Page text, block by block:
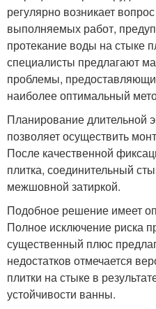
регулярно возникает
выполняемых работ,
протекание воды на стыке
специалисты предлагают
проблемы,
наиболее оптимальный
Планирование длительной
позволяет осуществить
После качественной
плитка, соединительный
межшовной затиркой.
Подобное решение имеет
Полное исключение риска
существенный плюс
недостатков отмечается
плитки на стыке в
устойчивости ванны.